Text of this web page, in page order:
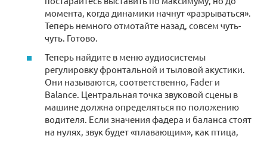
момента, когда динамики начнут «разрываться».
Теперь немного отмотайте назад, совсем чуть-
чуть. Готово.
Теперь найдите в меню аудиосистемы
регулировку фронтальной и тыловой акустики.
Они называются, соответственно, Fader и
Balance. Центральная точка звуковой сцены в
машине должна определяться по положению
водителя. Если значения фадера и баланса стоят
на нулях, звук будет «плавающим», как птица,